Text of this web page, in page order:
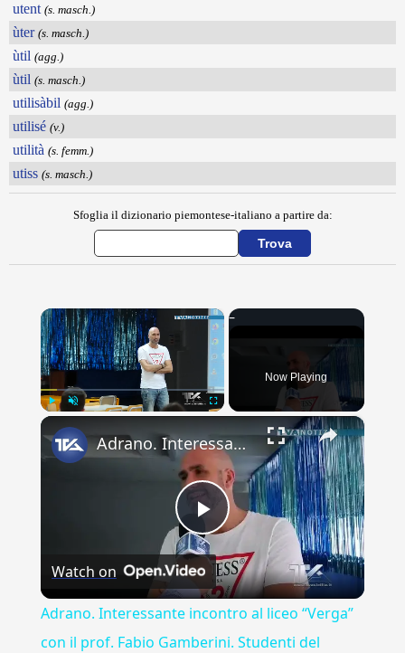
utent (s. masch.)
ùter (s. masch.)
ùtil (agg.)
ùtil (s. masch.)
utilisàbil (agg.)
utilisé (v.)
utilità (s. femm.)
utiss (s. masch.)
Sfoglia il dizionario piemontese-italiano a partire da:
×
Now Playing
×
Play
Video
Adrano. Interessante incontro al liceo “Verga” con il prof. Fabio Gamberini. Studenti del Linguistic
Watch on
Adrano. Interessante incontro al liceo “Verga”
con il prof. Fabio Gamberini. Studenti del